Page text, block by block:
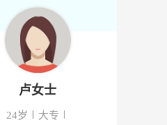
卢女士
24岁 大专